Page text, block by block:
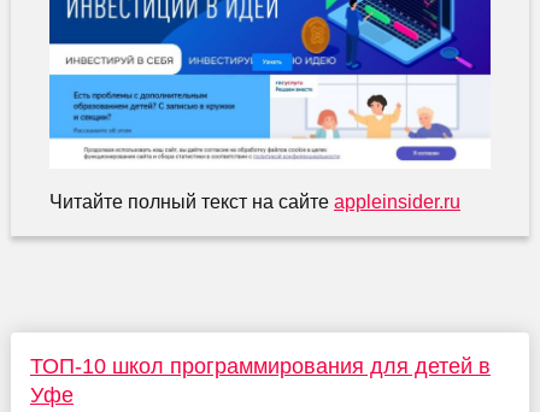
Читайте полный текст на сайте appleinsider.ru
ТОП-10 школ программирования для детей в
Уфе